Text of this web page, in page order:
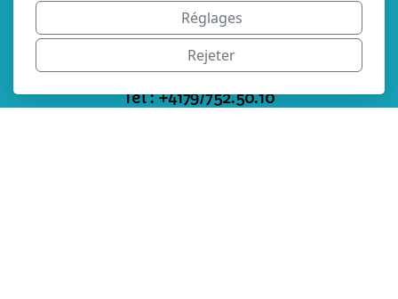
Synergie des âmes
1673 Ecublens - Fribourg
Tel : +4179/752.50.10
Réglages
Rejeter